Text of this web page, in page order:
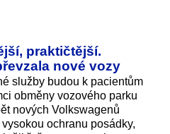
praktičtější.
nové vozy
služby budou k pacientům
obměny vozového parku
nových Volkswagenů
ochranu posádky,